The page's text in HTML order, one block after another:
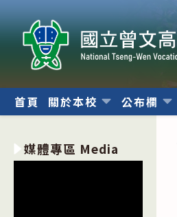
轉
內
首頁 關於本校 公布欄
媒體專區 Media